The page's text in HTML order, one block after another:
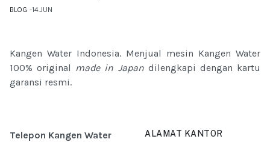
BLOG 14.JUN
Kangen Water Indonesia. Menjual mesin Kangen Water
100% original made in Japandilengkapi dengan kartu
garansi resmi.
Telepon Kangen Water
ALAMAT KANTOR